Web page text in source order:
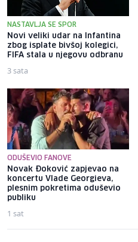
NASTAVLJA SE SPOR
Novi veliki udar na Infantina
zbog isplate bivšoj kolegici,
FIFA stala u njegovu odbranu
3 sata
ODUŠEVIO FANOVE
Novak Đoković zapjevao na
koncertu Vlade Georgieva,
plesnim pokretima oduševio
publiku
1 sat